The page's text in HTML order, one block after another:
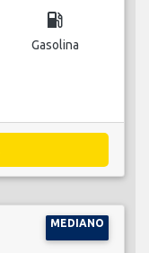
local_gas_station
Gasolina
MEDIANO